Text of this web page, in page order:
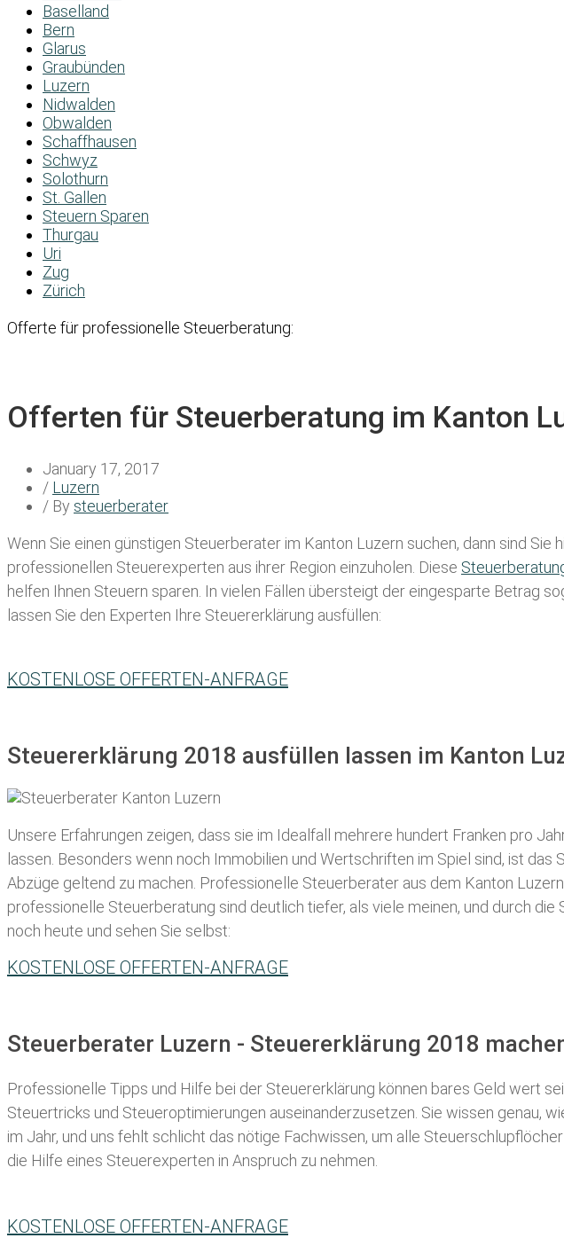
Baselland
Bern
Glarus
Graubünden
Luzern
Nidwalden
Obwalden
Schaffhausen
Schwyz
Solothurn
St. Gallen
Steuern Sparen
Thurgau
Uri
Zug
Zürich
Offerte für professionelle Steuerberatung:
Offerten für Steuerberatung im Kanton
January 17, 2017
/ Luzern
/ By steuerberater
Wenn Sie einen günstigen Steuerberater im Kanton Luzern suchen, dann sind Sie
professionellen Steuerexperten aus ihrer Region einzuholen. Diese
helfen Ihnen Steuern sparen. In vielen Fällen übersteigt der eingesparte Betrag
lassen Sie den Experten Ihre Steuererklärung ausfüllen:
KOSTENLOSE OFFERTEN-ANFRAGE
Steuererklärung 2018 ausfüllen lassen im Kanton
Unsere Erfahrungen zeigen, dass sie im Idealfall mehrere hundert Franken pro
lassen . Besonders wenn noch Immobilien und Wertschriften im Spiel sind, ist
Abzüge geltend zu machen. Professionelle Steuerberater aus dem Kanton
professionelle Steuerberatung sind deutlich tiefer, als viele meinen, und durch
noch heute und sehen Sie selbst:
KOSTENLOSE OFFERTEN-ANFRAGE
Steuerberater Luzern - Steuererklärung 2018
Professionelle Tipps und Hilfe bei der Steuererklärung können bares Geld wert
Steuertricks und Steueroptimierungen auseinanderzusetzen. Sie wissen genau,
im Jahr, und uns fehlt schlicht das nötige Fachwissen, um alle
die Hilfe eines Steuerexperten in Anspruch zu nehmen.
KOSTENLOSE OFFERTEN-ANFRAGE